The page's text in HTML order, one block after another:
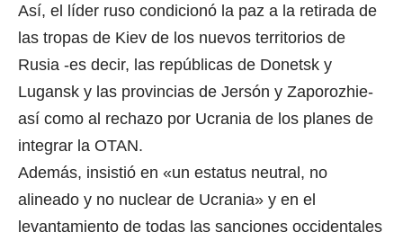
Así, el líder ruso condicionó la paz a la retirada de
las tropas de Kiev de los nuevos territorios de
Rusia -es decir, las repúblicas de Donetsk y
Lugansk y las provincias de Jersón y Zaporozhie-
así como al rechazo por Ucrania de los planes de
integrar la OTAN.
Además, insistió en «un estatus neutral, no
alineado y no nuclear de Ucrania» y en el
levantamiento de todas las sanciones occidentales